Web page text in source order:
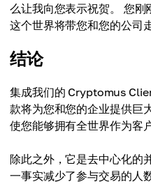
么让我向您表示祝贺。 您刚
这个世界将带您和您的公司
结论
集成我们的 Cryptomus
款将为您和您的企业提供巨
使您能够拥有全世界作为客
除此之外，它是去中心化的
一事实减少了参与交易的人